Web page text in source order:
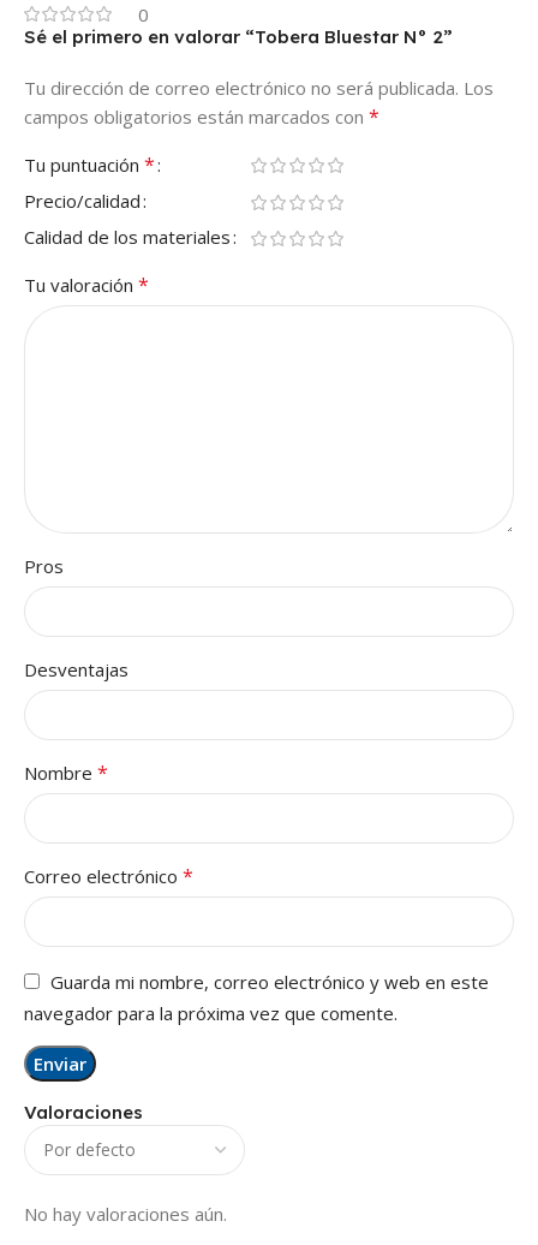
0
Valoraciones
No hay valoraciones aún.
Sé el primero en valorar “Tobera Bluestar N° 2”
Tu dirección de correo electrónico no será publicada. Los
campos obligatorios están marcados con *
Tu puntuación *
Precio/calidad
Calidad de los materiales
Tu valoración *
Pros
Desventajas
Nombre *
Correo electrónico *
Guarda mi nombre, correo electrónico y web en este
navegador para la próxima vez que comente.